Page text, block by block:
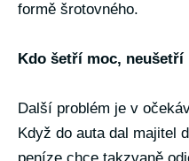
formě šrotovného.
Kdo šetří moc, neušetří
Další problém je v
Když do auta dal majitel